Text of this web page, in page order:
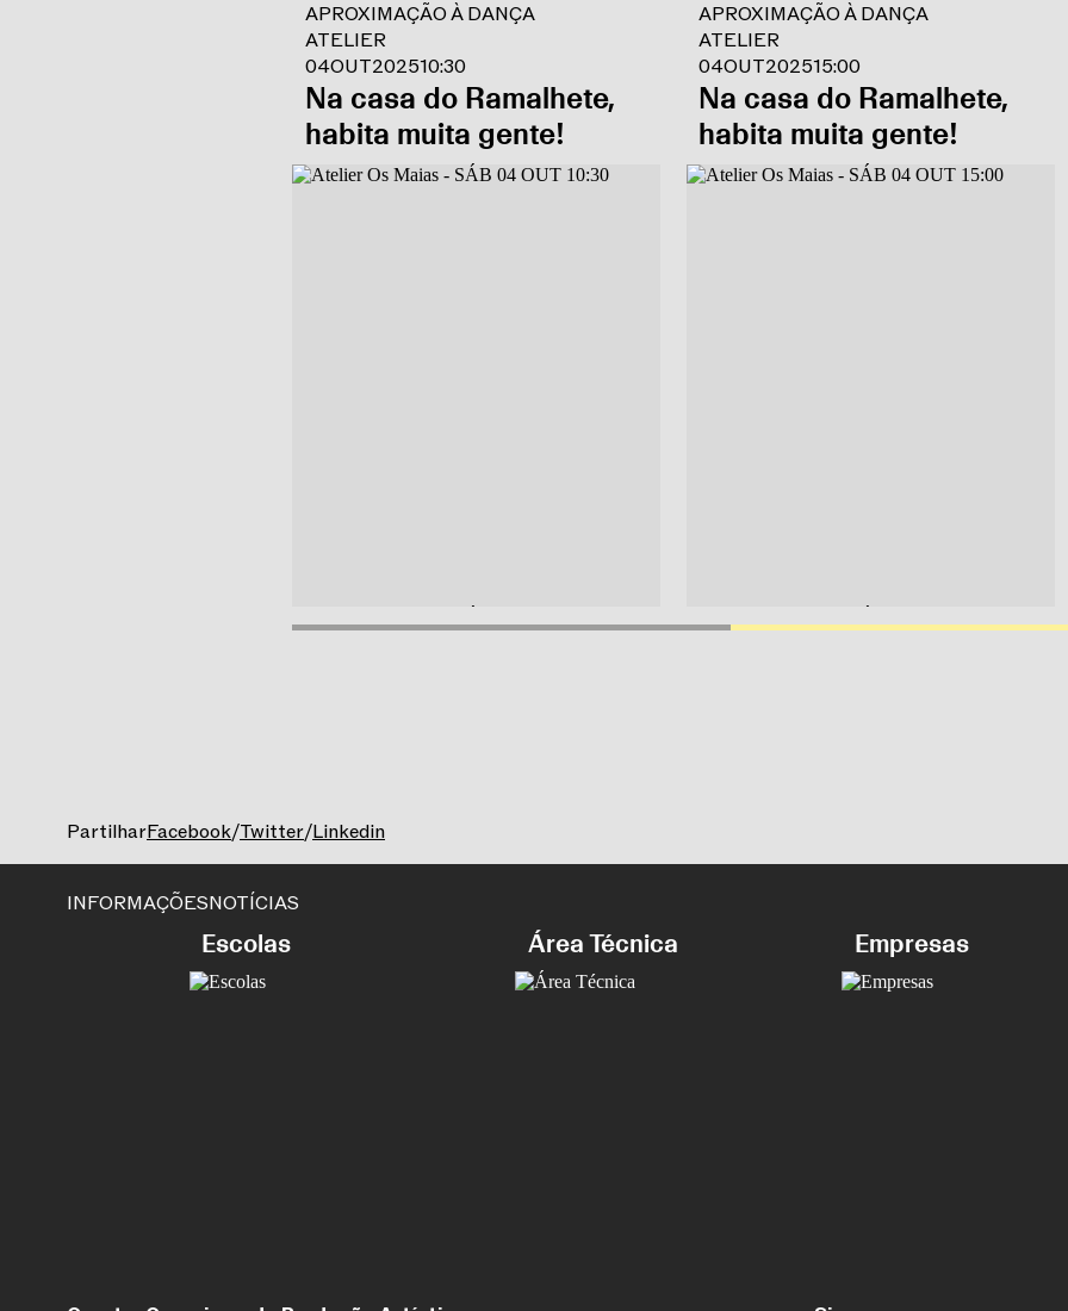
APROXIMAÇÃO À DANÇA
ATELIER
04OUT202510:30
Na casa do Ramalhete,
habita muita gente!
APROXIMAÇÃO À DANÇA
ATELIER
04OUT202515:00
Na casa do Ramalhete,
habita muita gente!
PartilharFacebook/Twitter/Linkedin
INFORMAÇÕESNOTÍCIAS
Escolas Área Técnica Empresas